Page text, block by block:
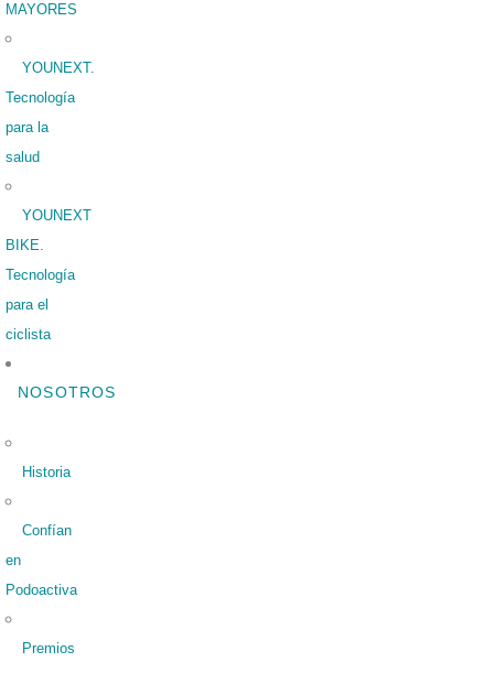
MAYORES
YOUNEXT.
Tecnología
para la
salud
YOUNEXT
BIKE.
Tecnología
para el
ciclista
NOSOTROS
Historia
Confían
en
Podoactiva
Premios